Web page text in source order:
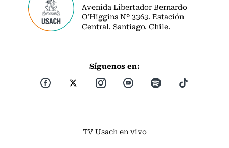
Avenida Libertador Bernardo
O’Higgins Nº 3363. Estación
Central. Santiago. Chile.
Síguenos en:
TV Usach en vivo